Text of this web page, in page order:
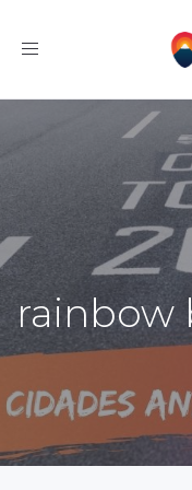
Toggle navigation
rainbow